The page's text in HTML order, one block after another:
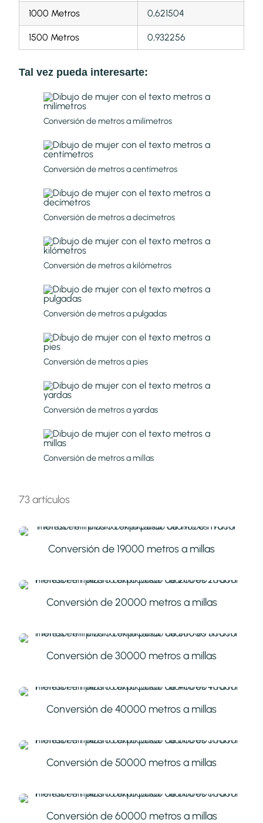
1000 Metros 0,621504
1500 Metros 0,932256
Tal vez pueda interesarte:
Conversión de metros a milímetros
Conversión de metros a centímetros
Conversión de metros a decímetros
Conversión de metros a kilómetros
Conversión de metros a pulgadas
Conversión de metros a pies
Conversión de metros a yardas
Conversión de metros a millas
73 artículos
Conversión de 19000 metros a millas
Conversión de 20000 metros a millas
Conversión de 30000 metros a millas
Conversión de 40000 metros a millas
Conversión de 50000 metros a millas
Conversión de 60000 metros a millas